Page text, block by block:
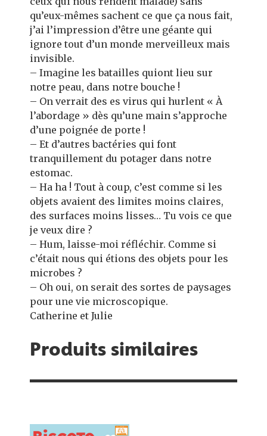
qu’eux-mêmes sachent ce que ça nous fait,
j’ai l’impression d’être une géante qui
ignore tout d’un monde merveilleux mais
invisible.
– Imagine les batailles quiont lieu sur
notre peau, dans notre bouche !
– On verrait des es virus qui hurlent « À
l’abordage » dès qu’une main s’approche
d’une poignée de porte !
– Et d’autres bactéries qui font
tranquillement du potager dans notre
estomac.
– Ha ha ! Tout à coup, c’est comme si les
objets avaient des limites moins claires,
des surfaces moins lisses… Tu vois ce que
je veux dire ?
– Hum, laisse-moi réfléchir. Comme si
c’était nous qui étions des objets pour les
microbes ?
– Oh oui, on serait des sortes de paysages
pour une vie microscopique.
Catherine et Julie
Produits similaires